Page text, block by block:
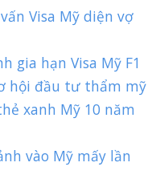
Visa Mỹ diện vợ
gia hạn Visa Mỹ F1
hội đầu tư thẩm mỹ
xanh Mỹ 10 năm
vào Mỹ mấy lần